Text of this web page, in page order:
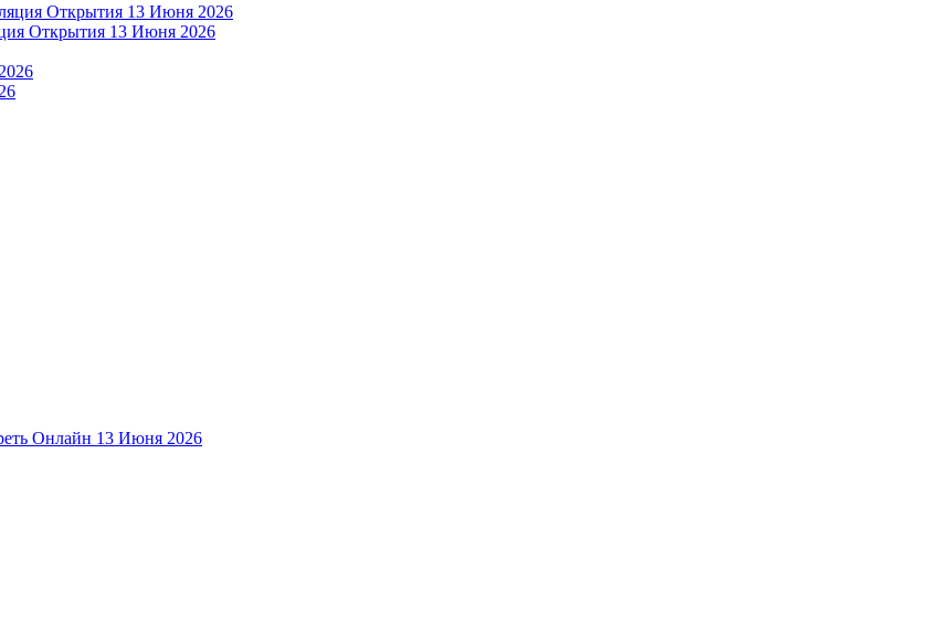
Открытия 13 Июня 2026
Онлайн 13 Июня 2026